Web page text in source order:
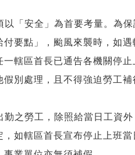
安全」為首要考量。為保
要點」，颱風來襲時，如
轄區首長已通告各機關停
別處理，且不得強迫勞工
勞工，除照給當日工資外
如轄區首長宣布停止上班